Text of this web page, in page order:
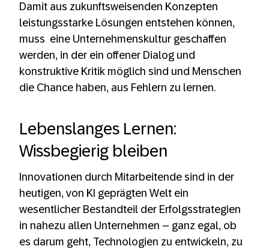
Damit aus zukunftsweisenden Konzepten
leistungsstarke Lösungen entstehen können,
muss eine Unternehmenskultur geschaffen
werden, in der ein offener Dialog und
konstruktive Kritik möglich sind und Menschen
die Chance haben, aus Fehlern zu lernen.
Lebenslanges Lernen:
Wissbegierig bleiben
Innovationen durch Mitarbeitende sind in der
heutigen, von KI geprägten Welt ein
wesentlicher Bestandteil der Erfolgsstrategien
in nahezu allen Unternehmen – ganz egal, ob
es darum geht, Technologien zu entwickeln, zu